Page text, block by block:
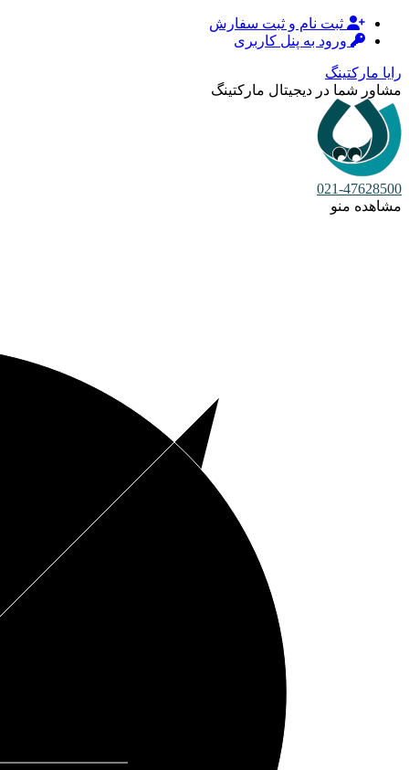
ثبت نام و ثبت سفارش
ورود به پنل کاربری
رایا مارکتینگ
مشاور شما در دیجیتال مارکتینگ
021-47628500
مشاهده منو